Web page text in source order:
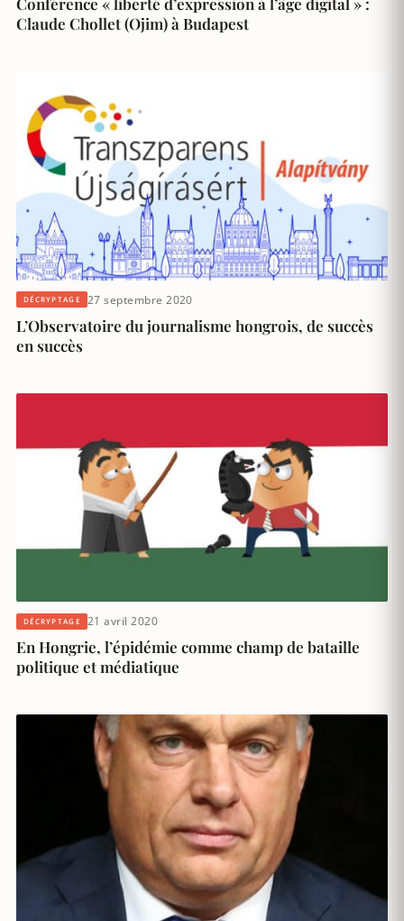
Claude Chollet (Ojim) à Budapest
DÉCRYPTAGE 27 septembre 2020
L’Observatoire du journalisme hongrois, de succès
en succès
DÉCRYPTAGE 21 avril 2020
En Hongrie, l’épidémie comme champ de bataille
politique et médiatique